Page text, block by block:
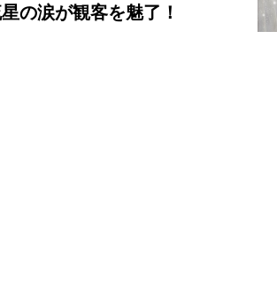
の涙が観客を魅了！